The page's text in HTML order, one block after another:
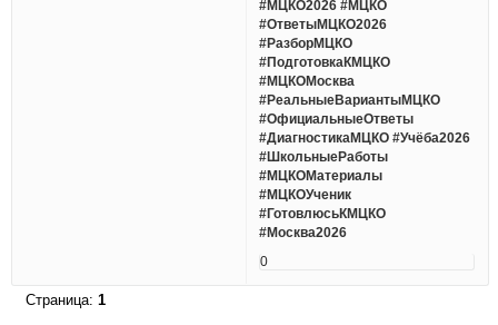
#МЦКО2026 #МЦКО
#ОтветыМЦКО2026
#РазборМЦКО
#ПодготовкаКМЦКО
#МЦКОМосква
#РеальныеВариантыМЦКО
#ОфициальныеОтветы
#ДиагностикаМЦКО #Учёба2026
#ШкольныеРаботы
#МЦКОМатериалы
#МЦКОУченик
#ГотовлюсьКМЦКО
#Москва2026
0
Страница: 1